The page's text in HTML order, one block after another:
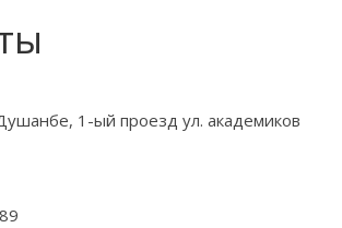
1-ый проезд ул. академиков